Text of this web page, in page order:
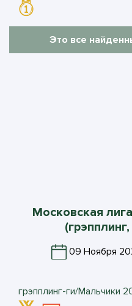
Это все
Московская
09 Ноября
грэпплинг-ги/Мальчики